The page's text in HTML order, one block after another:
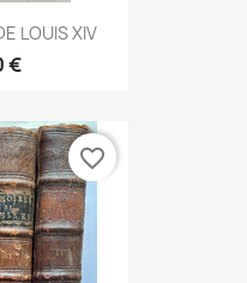
LOUIS XIV
€
favorite_border